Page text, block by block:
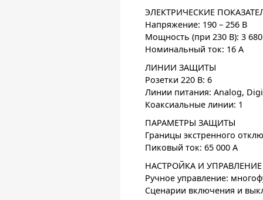
ЭЛЕКТРИЧЕСКИЕ
Напряжение: 190 – 256 В
Мощность (при 230 В): 3
Номинальный ток: 16 А
ЛИНИИ ЗАЩИТЫ
Розетки 220 B: 6
Линии питания: Analog,
Коаксиальные линии: 1
ПАРАМЕТРЫ ЗАЩИТЫ
Границы экстренного
Пиковый ток: 65 000 А
НАСТРОЙКА И УПРАВЛЕНИЕ
Ручное управление:
Сценарии включения и